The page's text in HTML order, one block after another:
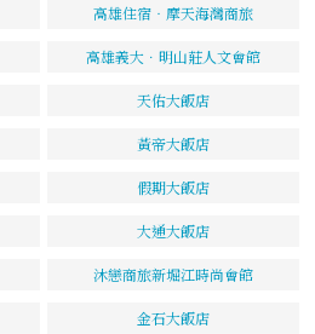
高雄住宿‧摩天海灣商旅
高雄義大．明山莊人文會館
天佑大飯店
黃帝大飯店
假期大飯店
大通大飯店
沐戀商旅新堀江時尚會館
金石大飯店